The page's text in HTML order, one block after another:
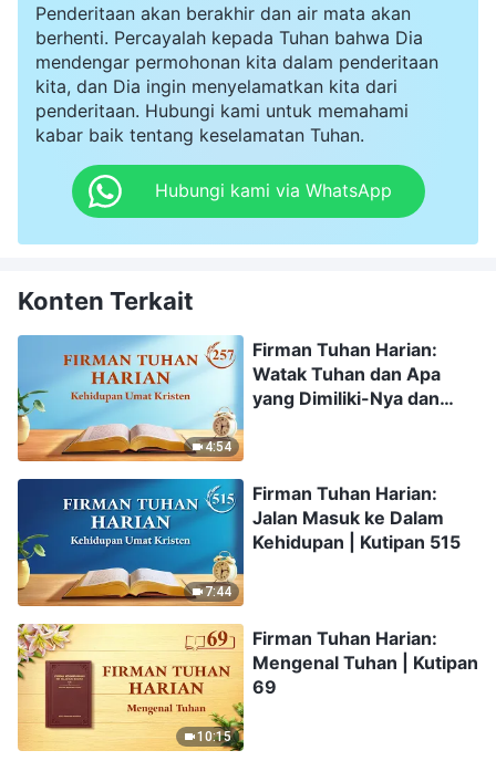
Penderitaan akan berakhir dan air mata akan
berhenti. Percayalah kepada Tuhan bahwa Dia
mendengar permohonan kita dalam penderitaan
kita, dan Dia ingin menyelamatkan kita dari
penderitaan. Hubungi kami untuk memahami
kabar baik tentang keselamatan Tuhan.
Hubungi kami via WhatsApp
Konten Terkait
4:54
Firman Tuhan Harian:
Watak Tuhan dan Apa
yang Dimiliki-Nya dan
7:44
Firman Tuhan Harian:
Jalan Masuk ke Dalam
Kehidupan | Kutipan 515
10:15
Firman Tuhan Harian:
Mengenal Tuhan | Kutipan
69